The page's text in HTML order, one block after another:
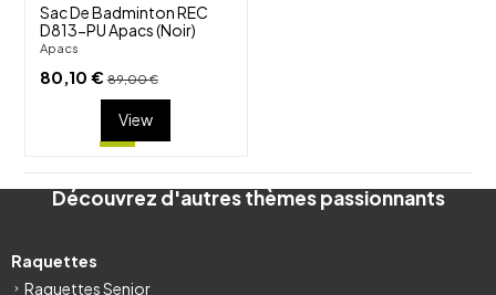
Sac De Badminton REC
D813-PU Apacs (Noir)
Apacs
80,10 €89,00 €
View
Découvrez d'autres thèmes passionnants
Raquettes
Raquettes Senior